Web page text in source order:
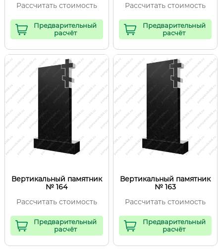
Рассчитать стоимость
Предварительный
расчёт
Рассчитать стоимость
Предварительный
расчёт
Вертикальный памятник
№ 164
Рассчитать стоимость
Предварительный
расчёт
Вертикальный памятник
№ 163
Рассчитать стоимость
Предварительный
расчёт